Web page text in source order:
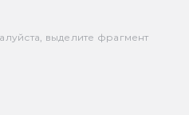
выделите фрагмент